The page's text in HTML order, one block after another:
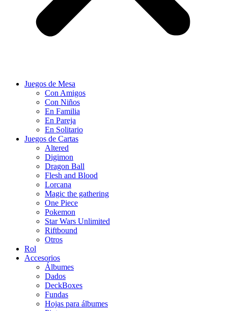
Juegos de Mesa
Con Amigos
Con Niños
En Familia
En Pareja
En Solitario
Juegos de Cartas
Altered
Digimon
Dragon Ball
Flesh and Blood
Lorcana
Magic the gathering
One Piece
Pokemon
Star Wars Unlimited
Riftbound
Otros
Rol
Accesorios
Álbumes
Dados
DeckBoxes
Fundas
Hojas para álbumes